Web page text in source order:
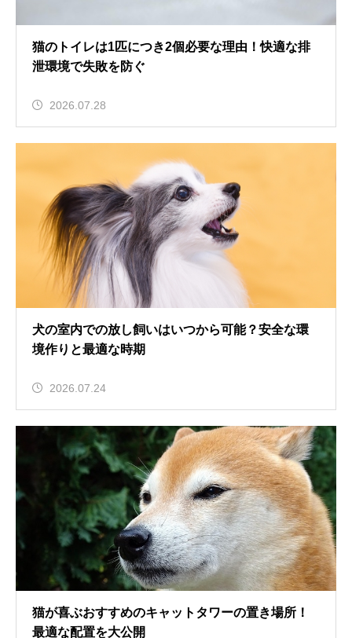
猫のトイレは1匹につき2個必要な理由！快適な排
泄環境で失敗を防ぐ
2026.07.28
犬の室内での放し飼いはいつから可能？安全な環
境作りと最適な時期
2026.07.24
猫が喜ぶおすすめのキャットタワーの置き場所！
最適な配置を大公開